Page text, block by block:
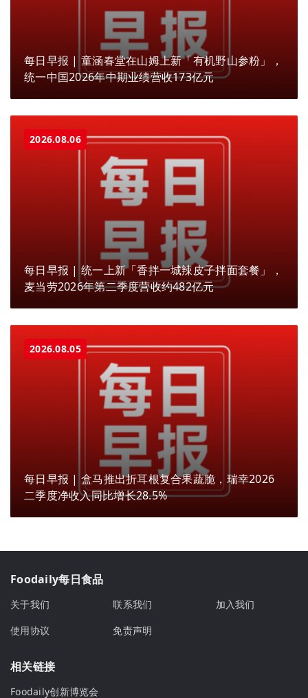
每日早报 | 童涵春堂在山姆上新「有机野山参粉」，
统一中国2026年中期业绩营收173亿元
2026.08.06
每日早报 | 统一上新「香拌一城辣皮子拌面套餐」，
麦当劳2026年第二季度营收约482亿元
2026.08.05
每日早报 | 盒马推出折耳根复合果蔬脆，瑞幸2026
二季度净收入同比增长28.5%
Foodaily每日食品
关于我们 联系我们
加入我们
使用协议
免责声明
相关链接
Foodaily创新博览会